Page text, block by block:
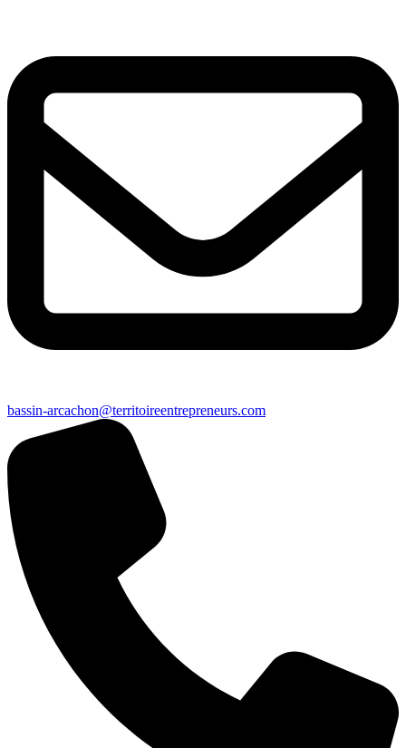
bassin-arcachon@territoireentrepreneurs.com